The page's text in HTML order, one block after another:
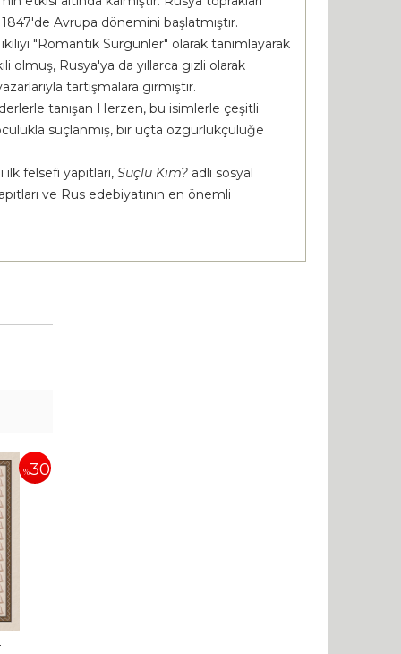
1847'de Avrupa dönemini başlatmıştır.
"Romantik Sürgünler" olarak tanımlayarak
Rusya'ya da yıllarca gizli olarak
tartışmalara girmiştir.
tanışan Herzen, bu isimlerle çeşitli
suçlanmış, bir uçta özgürlükçülüğe
ilk felsefi yapıtları, Suçlu Kim?adlı sosyal
ve Rus edebiyatının en önemli
%30